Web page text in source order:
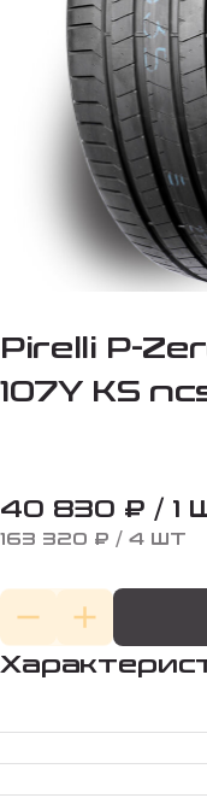
Pirelli P-
107Y KS
40 830 ₽ / 1
163 320 ₽ / 4 ШТ